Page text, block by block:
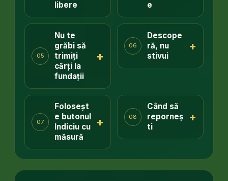
libere
e
05
Nu te
grăbi să
trimiți
cărți la
fundații
+
06
Descope
ră, nu
stivui
+
07
Foloseșt
e butonul
Indiciu cu
măsură
+ 08
Când să
reporneș
ti
+